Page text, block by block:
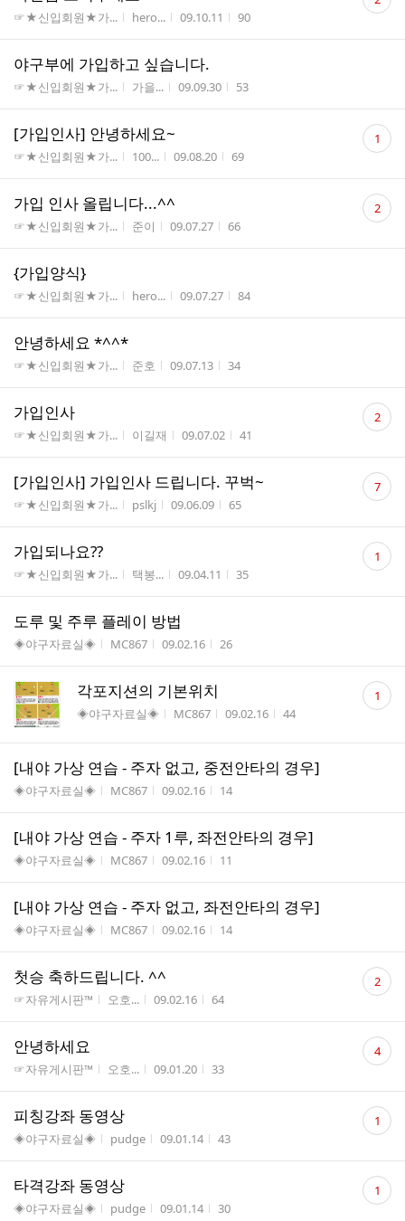
게시판명
☞★신입회원★가... 작성자
hero... 작성시간
09.10.11 조회수
90
글
야구부에 가입하고 싶습니다.
게시판명
☞★신입회원★가... 작성자
가을... 작성시간
09.09.30 조회수
53
[가입인사] 안녕하세요~
게시판명
☞★신입회원★가... 작성자
100... 작성시간
09.08.20 조회수
69
댓
글 1
가입 인사 올립니다...^^
게시판명
☞★신입회원★가... 작성자
준이 작성시간
09.07.27 조회수
66
댓
글 2
{가입양식}
게시판명
☞★신입회원★가... 작성자
hero... 작성시간
09.07.27 조회수
84
안녕하세요 *^^*
게시판명
☞★신입회원★가... 작성자
준호 작성시간
09.07.13 조회수
34
가입인사
게시판명
☞★신입회원★가... 작성자
이길재 작성시간
09.07.02 조회수
41
댓
글 2
[가입인사] 가입인사 드립니다. 꾸벅~
게시판명
☞★신입회원★가... 작성자
pslkj 작성시간
09.06.09 조회수
65
댓
글 7
가입되나요??
게시판명
☞★신입회원★가... 작성자
택봉... 작성시간
09.04.11 조회수
35
댓
글 1
도루 및 주루 플레이 방법
게시판명
◈야구자료실◈ 작성자
MC867 작성시간
09.02.16 조회수
26
각포지션의 기본위치
게시판명
◈야구자료실◈ 작성자
MC867 작성시간
09.02.16 조회수
44
댓
글 1
[내야 가상 연습 - 주자 없고, 중전안타의 경우]
게시판명
◈야구자료실◈ 작성자
MC867 작성시간
09.02.16 조회수
14
[내야 가상 연습 - 주자 1루, 좌전안타의 경우]
게시판명
◈야구자료실◈ 작성자
MC867 작성시간
09.02.16 조회수
11
[내야 가상 연습 - 주자 없고, 좌전안타의 경우]
게시판명
◈야구자료실◈ 작성자
MC867 작성시간
09.02.16 조회수
14
첫승 축하드립니다. ^^
게시판명
☞자유게시판™ 작성자
오호... 작성시간
09.02.16 조회수
64
댓
글 2
안녕하세요
게시판명
☞자유게시판™ 작성자
오호... 작성시간
09.01.20 조회수
33
댓
글 4
피칭강좌 동영상
게시판명
◈야구자료실◈ 작성자
pudge 작성시간
09.01.14 조회수
43
댓
글 1
타격강좌 동영상
게시판명
◈야구자료실◈ 작성자
pudge 작성시간
09.01.14 조회수
30
댓
글 1